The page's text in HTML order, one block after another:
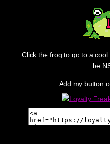
Click the frog to go to a
be
Add my button